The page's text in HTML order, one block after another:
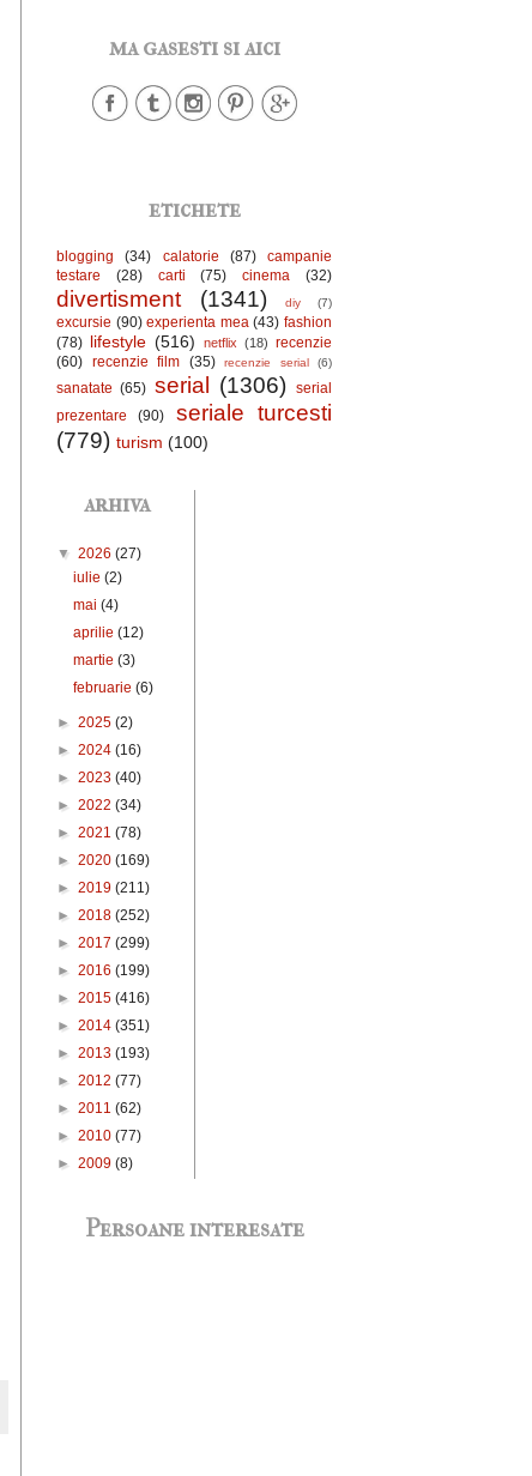
ma gasesti si aici
etichete
blogging (34) calatorie (87)
campanie
testare
(28) carti (75) cinema (32)
divertisment (1341) diy (7)
excursie (90) experienta mea (43) fashion
(78) lifestyle (516) netflix (18) recenzie
(60) recenzie film (35) recenzie serial (6)
sanatate (65) serial (1306) serial
prezentare
(90)
seriale turcesti
(779) turism (100)
arhiva
▼ 2026 (27)
iulie(2)
mai(4)
aprilie(12)
martie(3)
februarie(6)
► 2025 (2)
► 2024 (16)
► 2023 (40)
► 2022 (34)
► 2021 (78)
► 2020 (169)
► 2019 (211)
► 2018 (252)
► 2017 (299)
► 2016 (199)
► 2015 (416)
► 2014 (351)
► 2013 (193)
► 2012 (77)
► 2011 (62)
► 2010 (77)
► 2009 (8)
Persoane interesate